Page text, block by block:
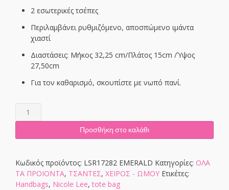
2 εσωτερικές τσέπες
Περιλαμβάνει ρυθμιζόμενο, αποσπώμενο ιμάντα
χιαστί
Διαστάσεις: Μήκος 32,25 cm/Πλάτος 15cm /Ύψος
27,50cm
Για τον καθαρισμό, σκουπίστε με νωπό πανί.
LSR17282
EMERALD
Προσθήκη στο καλάθι
Κωδικός προϊόντος: LSR17282 EMERALD Κατηγορίες: ΟΛΑ
ΤΑ ΠΡΟΙΟΝΤΑ, ΤΣΑΝΤΕΣ, ΧΕΙΡΟΣ - ΩΜΟΥ Ετικέτες:
Handbags, Nicole Lee,tote bag